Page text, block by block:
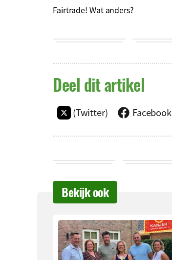
Fairtrade! Wat anders?
Deel dit artikel
(Twitter) Facebook
Bekijk ook